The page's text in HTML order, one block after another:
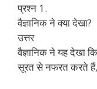
प्रश्न 1.
वैज्ञानिक ने क्या देखा?
उत्तर
वैज्ञानिक ने यह देखा
सूरत से नफरत करते